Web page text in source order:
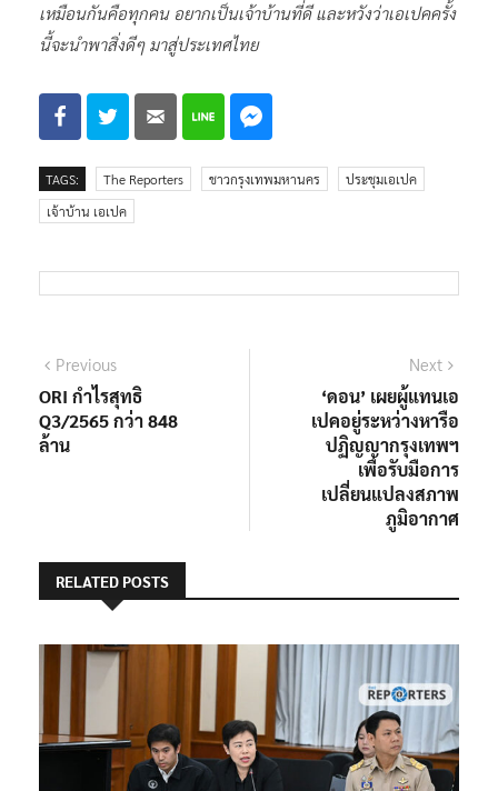
เหมือนกันคือทุกคน อยากเป็นเจ้าบ้านที่ดี และหวังว่าเอเปคครั้ง
นี้จะนำพาสิ่งดีๆ มาสู่ประเทศไทย
TAGS: The Reporters ชาวกรุงเทพมหานคร
ประชุมเอเปค
เจ้าบ้าน เอเปค
แนะแนว
เรื่อง
PreviousPrevious
post:
ORI กำไรสุทธิ
Q3/2565 กว่า 848
ล้าน
Next
‘ดอน’ เผยผู้แทนเอ
เปคอยู่ระหว่างหารือ
ปฏิญญากรุงเทพฯ
เพื่อรับมือการ
เปลี่ยนแปลงสภาพ
ภูมิอากาศ
RELATED POSTS